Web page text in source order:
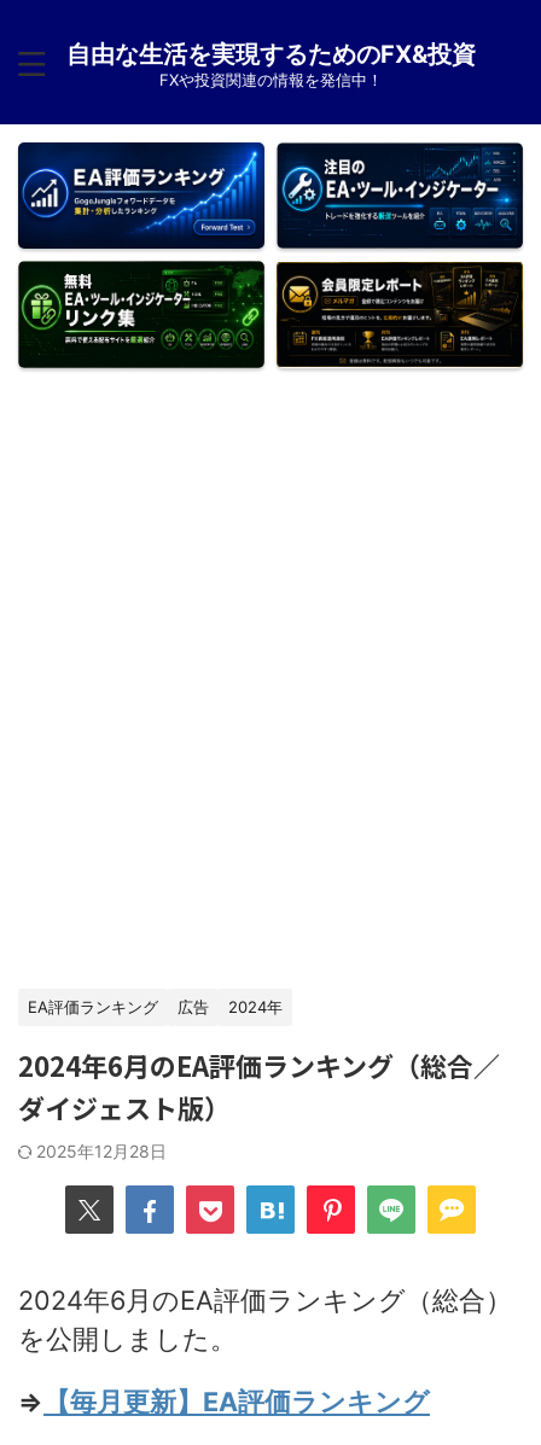
自由な生活を実現するためのFX&投資
FXや投資関連の情報を発信中！
EA評価ランキング 広告 2024年
2024年6月のEA評価ランキング（総合／
ダイジェスト版）
2025年12月28日
2024年6月のEA評価ランキング（総合）
を公開しました。
⇒ 【毎月更新】EA評価ランキング